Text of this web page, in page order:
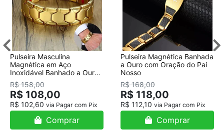
Pulseira Masculina
Magnética em Aço
Inoxidável Banhado a Ouro
18K
R$ 158,00
R$ 108,00
R$ 102,60 via Pagar com Pix
Comprar
Pulseira Magnética Banhada
a Ouro com Oração do Pai
Nosso
R$ 168,00
R$ 118,00
R$ 112,10 via Pagar com Pix
Comprar